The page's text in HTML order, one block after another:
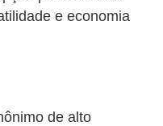
e economia
de alto